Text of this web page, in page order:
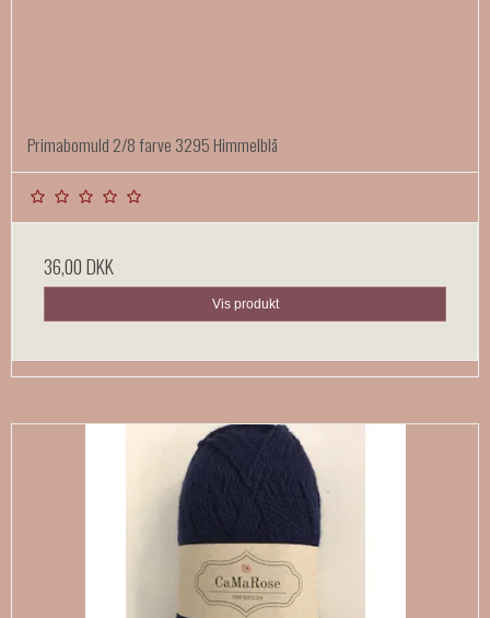
Primabomuld 2/8 farve 3295 Himmelblå
36,00 DKK
Vis produkt